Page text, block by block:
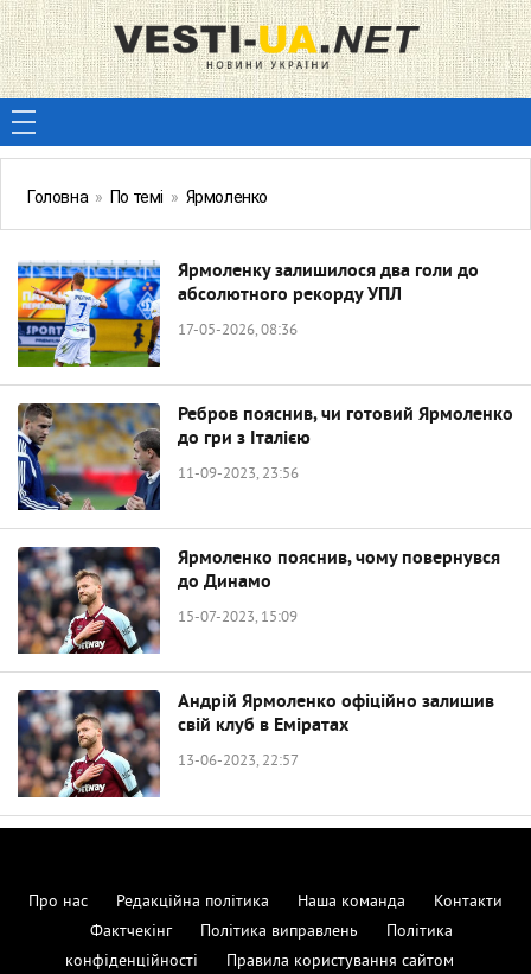
Головна » По темі » Ярмоленко
Ярмоленку залишилося два голи до
абсолютного рекорду УПЛ
17-05-2026, 08:36
Ребров пояснив, чи готовий Ярмоленко
до гри з Італією
11-09-2023, 23:56
Ярмоленко пояснив, чому повернувся
до Динамо
15-07-2023, 15:09
Андрій Ярмоленко офіційно залишив
свій клуб в Еміратах
13-06-2023, 22:57
Про нас Редакційна політика Наша команда
Контакти
Фактчекінг
Політика виправлень
Політика
конфіденційності
Правила користування сайтом